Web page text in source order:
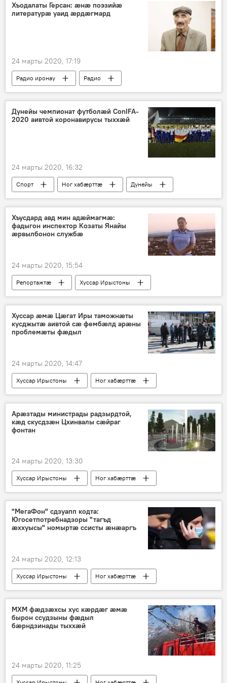
Хъодалаты Герсан: æнæ поэзийæ
литературæ уаид æрдæгмард
24 марты 2020, 17:19
Радио иронау Радио
Дунейы чемпионат футболӕй ConIFA-
2020 аивтой коронавирусы тыххӕй
24 марты 2020, 16:32
Спорт Ног хабӕрттӕ
Дунейы
Хуссар Ирыстоны
Хъусдард авд мин адæймагмæ:
фадыгон инспектор Козаты Янайы
æрвылбонон службæ
24 марты 2020, 15:54
Репортажтӕ Хуссар Ирыстоны
Хуссар æмæ Цæгат Иры таможнæты
кусджытæ аивтой сæ фембæлд арæны
проблемæты фæдыл
24 марты 2020, 14:47
Хуссар Ирыстоны
Ног хабӕрттӕ
Политикӕ
Арæзтады министрады радзырдтой,
кæд скусдзæн Цхинвалы сæйраг
фонтан
24 марты 2020, 13:30
Хуссар Ирыстоны Ног хабӕрттӕ
"МегаФон" сдзуапп кодта:
Югосетпотребнадзоры "тагъд
ӕххуысы" номыртӕ ссисты ӕнӕаргъ
24 марты 2020, 12:13
Хуссар Ирыстоны Ног хабӕрттӕ
МХМ фӕдзӕхсы хус кӕрдӕг ӕмӕ
бырон ссудзыны фӕдыл
бӕрндзинады тыххӕй
24 марты 2020, 11:25